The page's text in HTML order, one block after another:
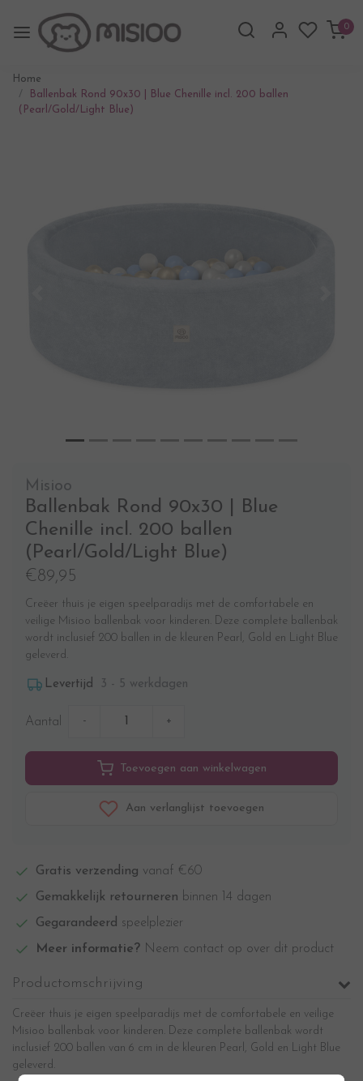
0
Home
Ballenbak Rond 90x30 | Blue Chenille incl. 200 ballen
(Pearl/Gold/Light Blue)
Misioo
Ballenbak Rond 90x30 | Blue
Chenille incl. 200 ballen
(Pearl/Gold/Light Blue)
€89,95
Creëer thuis je eigen speelparadijs met de comfortabele en
veilige Misioo ballenbak voor kinderen. Deze complete ballenbak
wordt inclusief 200 ballen in de kleuren Pearl, Gold en Light Blue
geleverd.
Levertijd 3 - 5 werkdagen
Aantal - +
Toevoegen aan winkelwagen
Aan verlanglijst toevoegen
Gratis verzending vanaf €60
Gemakkelijk retourneren binnen 14 dagen
Gegarandeerd speelplezier
Meer informatie? Neem contact op over dit product
Productomschrijving
Creëer thuis je eigen speelparadijs met de comfortabele en veilige
Misioo ballenbak voor kinderen. Deze complete ballenbak wordt
inclusief 200 ballen van 6 cm in de kleuren Pearl, Gold en Light Blue
geleverd.